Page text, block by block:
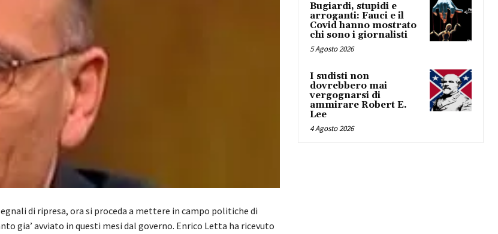
di ripresa, ora si proceda a mettere in campo politiche di
gia’ avviato in questi mesi dal governo. Enrico Letta ha ricevuto
Bugiardi, stupidi e
arroganti: Fauci e il
Covid hanno mostrato
chi sono i giornalisti
5 Agosto 2026
I sudisti non
dovrebbero mai
vergognarsi di
ammirare Robert E.
Lee
4 Agosto 2026